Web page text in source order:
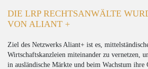
DIE LRP RECHTSANWÄLTE
VON ALIANT +
Ziel des Netzwerks Aliant+ ist es,
Wirtschaftskanzleien miteinander zu vernetzen,
in ausländische Märkte und beim Wachstum ihre